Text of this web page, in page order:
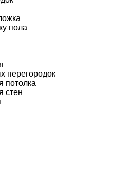
пола
перегородок
потолка
стен